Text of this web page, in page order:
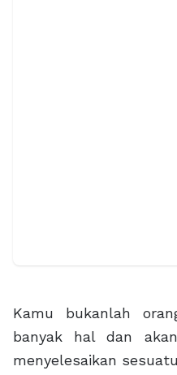
Kamu bukanlah
banyak hal dan
menyelesaikan